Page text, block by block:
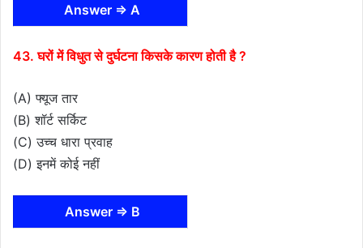
Answer ⇒ A
43. घरों में विधुत से दुर्घटना किसके कारण होती है ?
(A) फ्यूज तार
(B) शॉर्ट सर्किट
(C) उच्च धारा प्रवाह
(D) इनमें कोई नहीं
Answer ⇒ B